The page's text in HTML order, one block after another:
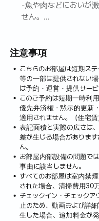
-魚や肉などにおいが
せん。
- 実際のワイン集会で
-破損や紛失時に補償
- 屋内絶対禁煙。火災
は消臭・換気清掃業
注意事項
こちらのお部屋は短期ス
等の一部は提供されない
は予約・運営・提供サー
このご予約は短期一時利
優先弁済権・黙示的更新
適用されません。（住宅賃
表記面積と実際の広さは
差が生じる場合がありま
ん。
お部屋内部設備の問題で
事由に該当しません。
すべてのお部屋は室内禁
された場合、清掃費用30
チェックイン・チェック
止のため、動画および詳
生した場合、追加料金が発